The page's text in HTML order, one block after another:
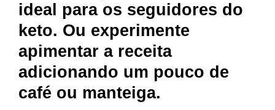
ideal para os seguidores do
keto. Ou experimente
apimentar a receita
adicionando um pouco de
café ou manteiga.